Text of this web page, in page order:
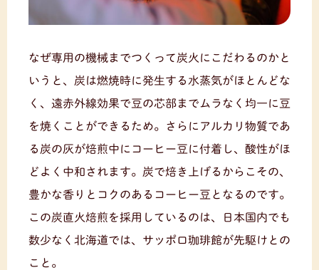
なぜ専用の機械までつくって炭火にこだわるのかと
いうと、炭は燃焼時に発生する水蒸気がほとんどな
く、遠赤外線効果で豆の芯部までムラなく均一に豆
を焼くことができるため。さらにアルカリ物質であ
る炭の灰が焙煎中にコーヒー豆に付着し、酸性がほ
どよく中和されます。炭で焙き上げるからこその、
豊かな香りとコクのあるコーヒー豆となるのです。
この炭直火焙煎を採用しているのは、日本国内でも
数少なく北海道では、サッポロ珈琲館が先駆けとの
こと。